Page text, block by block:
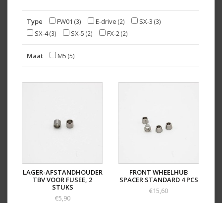
Type FW01 (3) E-drive (2) SX-3 (3)
SX-4(3) SX-5 (2) FX-2(2)
Maat M5 (5)
LAGER-AFSTANDHOUDER
TBV VOOR FUSEE, 2
STUKS
€5,90
FRONT WHEELHUB
SPACER STANDARD 4 PCS
€15,60